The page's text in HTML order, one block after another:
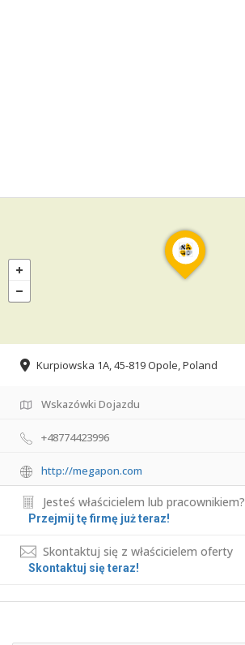
Kurpiowska 1A, 45-819 Opole, Poland
Wskazówki Dojazdu
+48774423996
http://megapon.com
Jesteś właścicielem lub pracownikiem?
Przejmij tę firmę już teraz!
Skontaktuj się z właścicielem oferty
Skontaktuj się teraz!